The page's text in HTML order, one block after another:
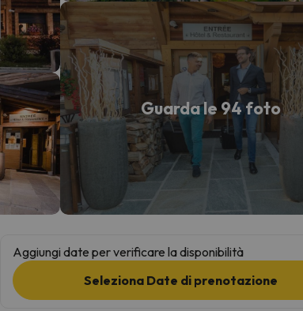
Guarda le 94 foto
Aggiungi date per verificare la disponibilità
Seleziona Date di prenotazione